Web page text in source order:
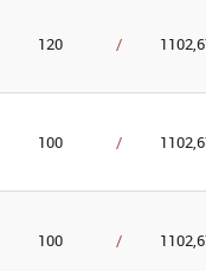
120 /
100 /
100 /